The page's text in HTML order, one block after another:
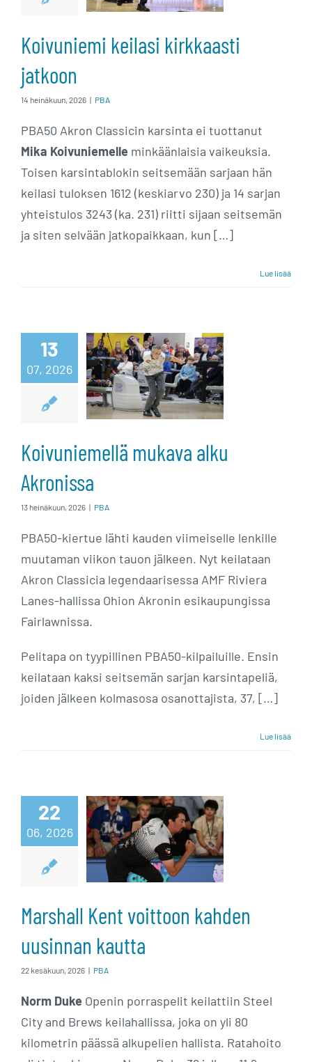
jatkoon
Koivuniemi keilasi kirkkaasti
jatkoon
14 heinäkuun, 2026 | PBA
PBA50 Akron Classicin karsinta ei tuottanut
Mika Koivuniemelle minkäänlaisia vaikeuksia.
Toisen karsintablokin seitsemään sarjaan hän
keilasi tuloksen 1612 (keskiarvo 230) ja 14 sarjan
yhteistulos 3243 (ka. 231) riitti sijaan seitsemän
ja siten selvään jatkopaikkaan, kun […]
Lue lisää
13
07, 2026
Koivuniemellä
mukava alku
Akronissa
Koivuniemellä mukava alku
Akronissa
13 heinäkuun, 2026 | PBA
PBA50-kiertue lähti kauden viimeiselle lenkille
muutaman viikon tauon jälkeen. Nyt keilataan
Akron Classicia legendaarisessa AMF Riviera
Lanes-hallissa Ohion Akronin esikaupungissa
Fairlawnissa.
Pelitapa on tyypillinen PBA50-kilpailuille. Ensin
keilataan kaksi seitsemän sarjan karsintapeliä,
joiden jälkeen kolmasosa osanottajista, 37, […]
Lue lisää
22
06, 2026
voittoon
kahden
uusinnan
kautta
Marshall Kent voittoon kahden
uusinnan kautta
22 kesäkuun, 2026 | PBA
Norm Duke Openin porraspelit keilattiin Steel
City and Brews keilahallissa, joka on yli 80
kilometrin päässä alkupelien hallista. Ratahoito